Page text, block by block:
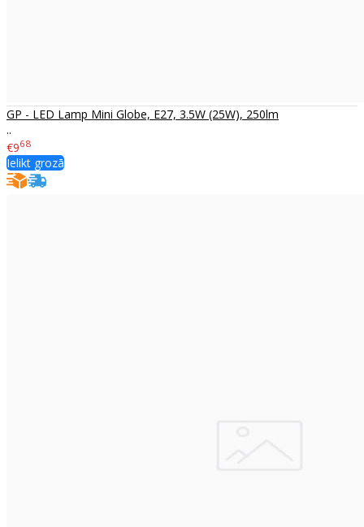
GP - LED Lamp Mini Globe, E27, 3.5W (25W), 250lm
..
€968
Ielikt grozā